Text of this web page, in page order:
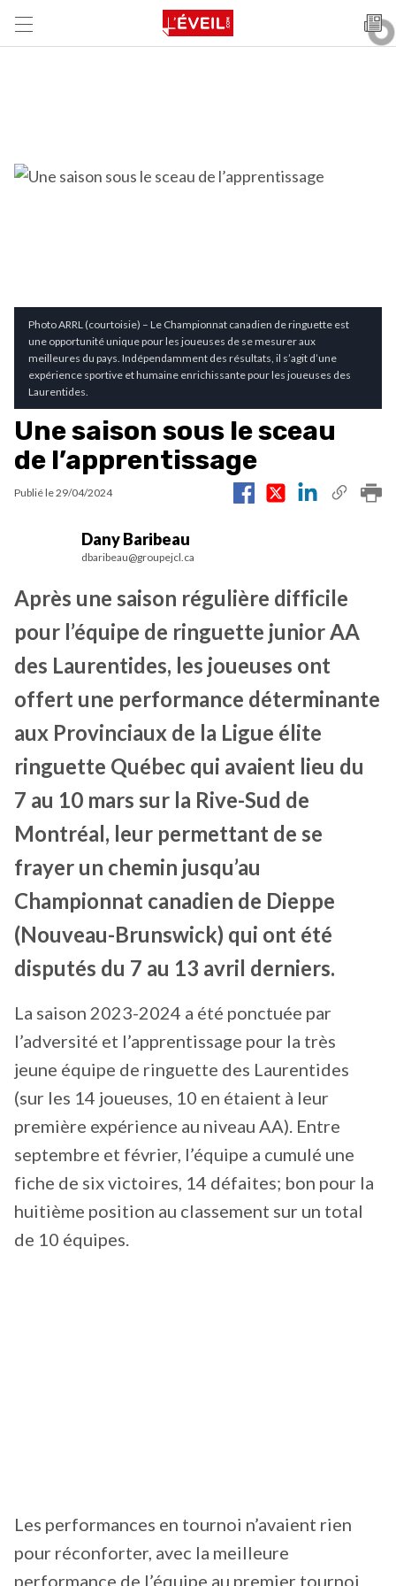
Photo ARRL (courtoisie) – Le Championnat canadien de ringuette est
une opportunité unique pour les joueuses de se mesurer aux
meilleures du pays. Indépendamment des résultats, il s’agit d’une
expérience sportive et humaine enrichissante pour les joueuses des
Laurentides.
Une saison sous le sceau
de l’apprentissage
Publié le29/04/2024
Dany Baribeau
dbaribeau@groupejcl.ca
Après une saison régulière difficile
pour l’équipe de ringuette junior AA
des Laurentides, les joueuses ont
offert une performance déterminante
aux Provinciaux de la Ligue élite
ringuette Québec qui avaient lieu du
7 au 10 mars sur la Rive-Sud de
Montréal, leur permettant de se
frayer un chemin jusqu’au
Championnat canadien de Dieppe
(Nouveau-Brunswick) qui ont été
disputés du 7 au 13 avril derniers.
La saison 2023-2024 a été ponctuée par
l’adversité et l’apprentissage pour la très
jeune équipe de ringuette des Laurentides
(sur les 14 joueuses, 10 en étaient à leur
première expérience au niveau AA). Entre
septembre et février, l’équipe a cumulé une
fiche de six victoires, 14 défaites; bon pour la
huitième position au classement sur un total
de 10 équipes.
Les performances en tournoi n’avaient rien
pour réconforter, avec la meilleure
performance de l’équipe au premier tournoi